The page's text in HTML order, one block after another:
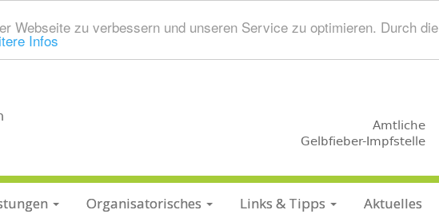
Webseite zu verbessern und unseren Service zu optimieren. Durch die
Infos
Amtliche
Gelbfieber-Impfstelle
Organisatorisches Links & Tipps Aktuelles